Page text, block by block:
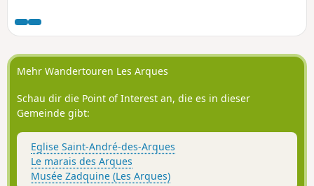
alte Bauwerke zu entdecken. Der
Besuch der kleinen Kirche von
Martignac mit ihren prächtigen Fresken
ist ein Höhepunkt der Wanderung. Die
Wanderung endet mit einem Besuch im
Abstieg der Altstadt von Puy-l'Évêque
mit Blick auf den Lot. Ideal für eine
Mehr Wandertouren Les Arques
Schau dir die Point of Interest an, die es in dieser
Gemeinde gibt:
Eglise Saint-André-des-Arques
Le marais des Arques
Musée Zadquine (Les Arques)